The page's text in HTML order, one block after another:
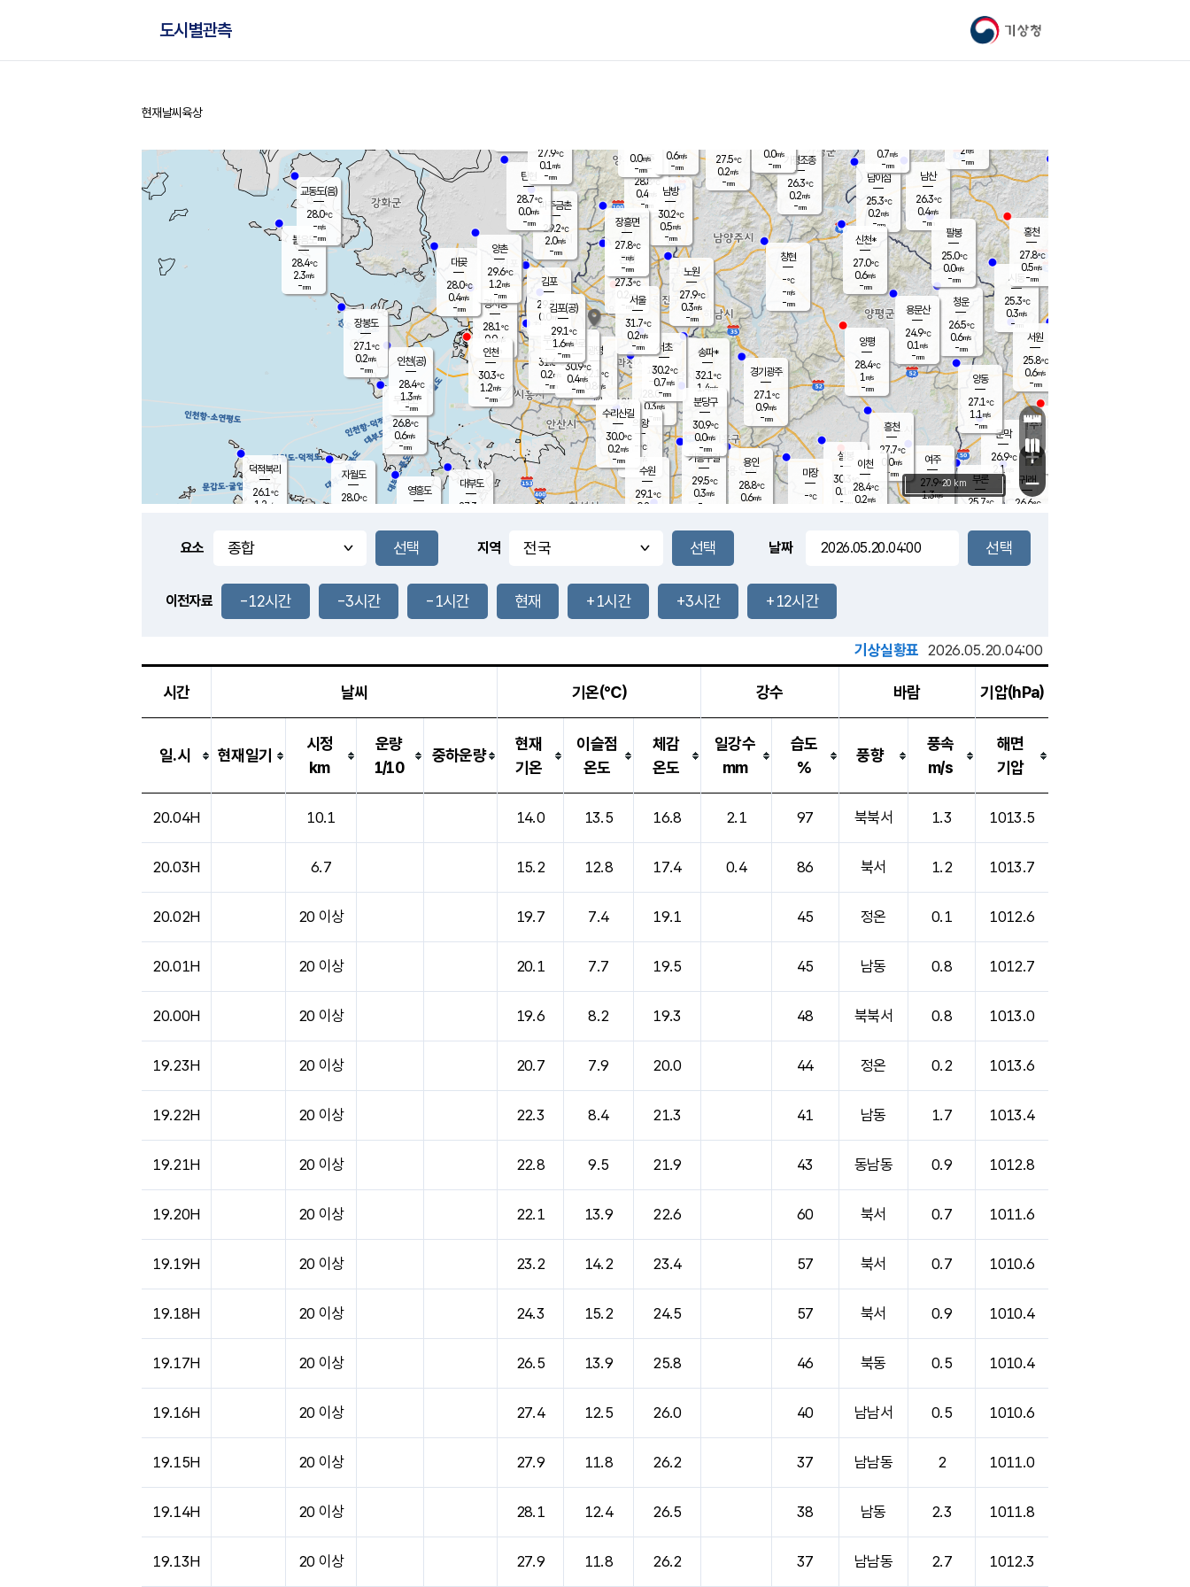
기상청
도시별관측
홈
현재날씨 육상
풍도
0.4m/s
문막
26.9℃
2.1m/s
mm
남이섬
25.3℃
0.2m/s
-mm
무의도
26.8℃
0.6m/s
-mm
영흥도
볼음도
28.4℃
2.3m/s
-mm
자월도
28.0℃
양주
28.8℃
0.4
-mm
부론
25.7℃
과천
28.0℃
0.3m/s
- mm
남산
26.3℃
0.4m/s
-mm
장봉도
27.1℃
0.2m/s
-mm
-mm
청운
26.5℃
0.6m/s
-mm
팔봉
25.0℃
0.0m/s
-mm
-mm
용인
28.8℃
0.6m/s
여주
27.9℃
1.3m/s
양동
27.1℃
1.1m/s
-mm
경기광주
27.1℃
0.9m/s
-mm
장호원
0.7m/s
-mm
27.0
℃
대부도
27.3
-
경서동
28.1℃
0.0m/s
-mm
파주금촌
29.2℃
2.0m/s
-mm
가평조종
26.3℃
0.2m/s
-mm
27.5℃
0.2m/s
-mm
대곶
28.0℃
0.4m/s
-mm
신천*
27.0℃
0.6m/s
-mm
창현
-℃
-m/s
-mm
탄현
28.7℃
0.0m/s
-mm
0.0m/s
-mm
30.3℃
1.6m/s
-mm
흥천
27.7℃
0.0m/s
-mm
마장
-℃
의왕
- ℃
m/s
mm
김포
29.3℃
0.0 m/s
mm
설봉
30.3
0.1 m/s
- mm
광명
32.1
℃
0.8 m/s
-mm
부천
31.6℃
0.2m/s
-mm
-mm
양촌
29.6℃
1.2m/s
-mm
구로
30.9℃
0.4m/s
-mm
은평
27.3℃
0.2 m/s
- mm
노원
27.9℃
0.3m/s
-mm
송파*
32.1℃
1.4m/s
-mm
서초
30.2℃
0.7m/s
-mm
남방
30.2℃
0.5m/s
-mm
기흥구갈
29.5℃
0.3m/s
-
수리산길
30.0℃
0.2m/s
-mm
분당구
30.9℃
0.0m/s
-mm
장흥면
27.8℃
-m/s
-mm
0.0m/s
-mm
시동
25.3℃
0.3m/s
- mm
귀래
26.6℃
서원
25.8℃
0.6m/s
-mm
용문산
24.9℃
0.1 m/s
-mm
덕적북리
26.1℃
1.2 m/s
인천(공)
28.4℃
1.3m/s
-mm
김포(공)
29.1℃
1.6m/s
-mm
교동도(음)
28.0℃
-m/s
-mm
홍천
27.8℃
0.5m/s
-mm
이천
28.4℃
0.2m/s
양평
28.4℃
1 m/s
-mm
수원
29.1℃
0.2 m/s
인천
30.3℃
1.2m/s
-mm
서울
31.7℃
0.2m/s
-mm
2m/s
-mm
27.9℃
0.1 m/s
-mm
0.6m/s
-mm
+
−
20 km
요소 지역 날짜
이전자료 -12시간 -3시간 -1시간 현재 +1시간 +3시간 +12시간
기상실황표 2026.05.20.04:00
시간 날씨 기온(℃) 강수 바람 기압(hPa)
일.시 현재일기
시정
km
운량
1/10
중하운량
현재
기온
이슬점
온도
체감
온도
일강수
mm
습도
%
풍향
풍속
m/s
해면
기압
20.04H 10.1 14.0 13.5 16.8 2.1 97 북북서 1.3 1013.5
20.03H 6.7 15.2 12.8 17.4 0.4 86 북서 1.2 1013.7
20.02H 20 이상 19.7 7.4 19.1 45 정온 0.1 1012.6
20.01H 20 이상 20.1 7.7 19.5 45 남동 0.8 1012.7
20.00H 20 이상 19.6 8.2 19.3 48 북북서 0.8 1013.0
19.23H 20 이상 20.7 7.9 20.0 44 정온 0.2 1013.6
19.22H 20 이상 22.3 8.4 21.3 41 남동 1.7 1013.4
19.21H 20 이상 22.8 9.5 21.9 43 동남동 0.9 1012.8
19.20H 20 이상 22.1 13.9 22.6 60 북서 0.7 1011.6
19.19H 20 이상 23.2 14.2 23.4 57 북서 0.7 1010.6
19.18H 20 이상 24.3 15.2 24.5 57 북서 0.9 1010.4
19.17H 20 이상 26.5 13.9 25.8 46 북동 0.5 1010.4
19.16H 20 이상 27.4 12.5 26.0 40 남남서 0.5 1010.6
19.15H 20 이상 27.9 11.8 26.2 37 남남동 2 1011.0
19.14H 20 이상 28.1 12.4 26.5 38 남동 2.3 1011.8
19.13H 20 이상 27.9 11.8 26.2 37 남남동 2.7 1012.3